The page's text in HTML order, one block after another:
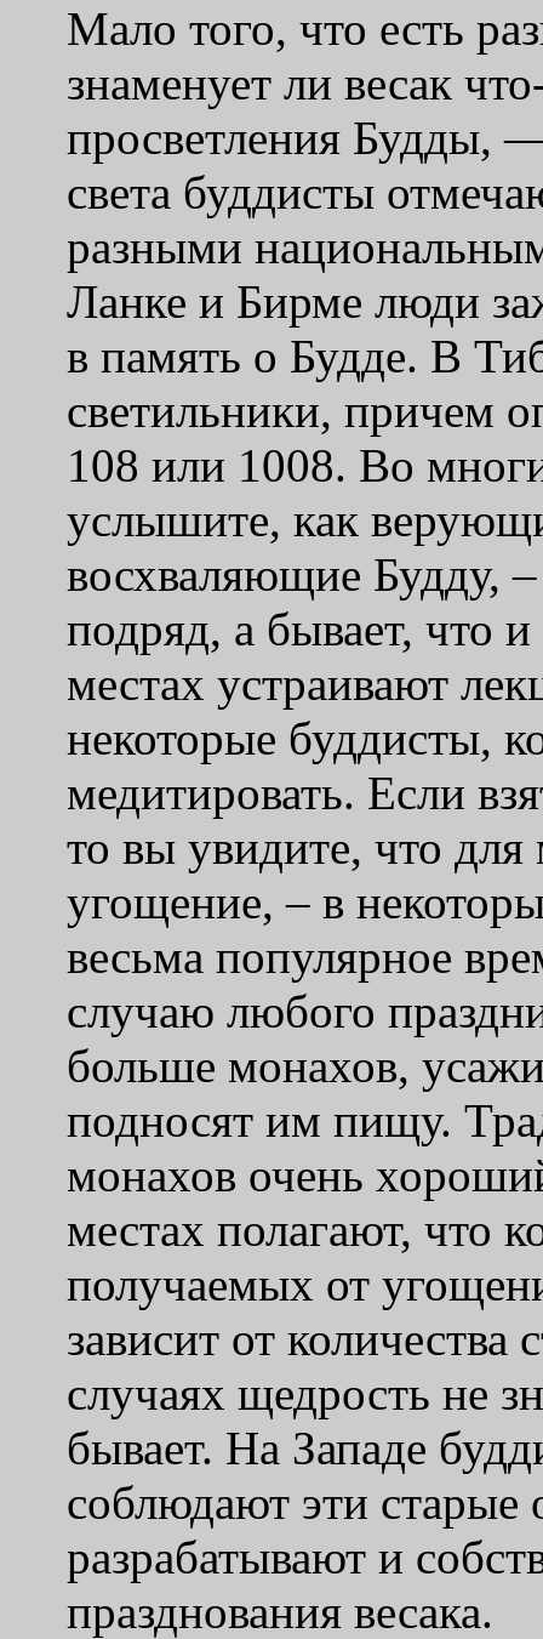
Мало того, что есть
знаменует ли весак
просветления Будды,
света буддисты
разными
Ланке и Бирме люди
в память о Будде. В
светильники, причем
108 или 1008. Во
услышите, как
восхваляющие Будду, –
подряд, а бывает, что
местах устраивают
некоторые буддисты,
медитировать. Если
то вы увидите, что
угощение, – в
весьма популярное
случаю любого
больше монахов,
подносят им пищу.
монахов очень
местах полагают, что
получаемых от
зависит от
случаях щедрость не
бывает. На Западе
соблюдают эти
разрабатывают и
празднования весака.